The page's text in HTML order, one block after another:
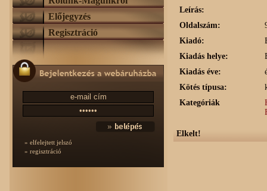
Előjegyzés
Regisztráció
» elfelejtett jelszó
» regisztráció
Leírás:
Oldalszám:
Kiadó:
Kiadás helye:
Kiadás éve:
Kötés típusa:
Kategóriák
Elkelt!